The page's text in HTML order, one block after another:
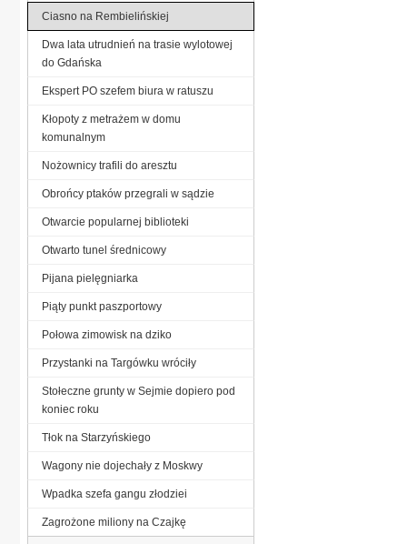
Ciasno na Rembielińskiej
Dwa lata utrudnień na trasie wylotowej
do Gdańska
Ekspert PO szefem biura w ratuszu
Kłopoty z metrażem w domu
komunalnym
Nożownicy trafili do aresztu
Obrońcy ptaków przegrali w sądzie
Otwarcie popularnej biblioteki
Otwarto tunel średnicowy
Pijana pielęgniarka
Piąty punkt paszportowy
Połowa zimowisk na dziko
Przystanki na Targówku wróciły
Stołeczne grunty w Sejmie dopiero pod
koniec roku
Tłok na Starzyńskiego
Wagony nie dojechały z Moskwy
Wpadka szefa gangu złodziei
Zagrożone miliony na Czajkę